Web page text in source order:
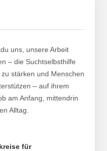
uns, unsere Arbeit
– die Suchtselbsthilfe
stärken und Menschen
– auf ihrem
am Anfang, mittendrin
Alltag.
für